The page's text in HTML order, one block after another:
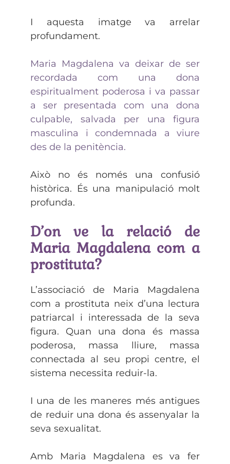
I aquesta imatge va arrelar
profundament.
Maria Magdalena va deixar de ser
recordada com una dona
espiritualment poderosa i va passar
a ser presentada com una dona
culpable, salvada per una figura
masculina i condemnada a viure
des de la penitència.
Això no és només una confusió
històrica. És una manipulació molt
profunda.
D’on ve la relació de
Maria Magdalena com a
prostituta?
L’associació de Maria Magdalena
com a prostituta neix d’una lectura
patriarcal i interessada de la seva
figura. Quan una dona és massa
poderosa, massa lliure, massa
connectada al seu propi centre, el
sistema necessita reduir-la.
I una de les maneres més antigues
de reduir una dona és assenyalar la
seva sexualitat.
Amb Maria Magdalena es va fer